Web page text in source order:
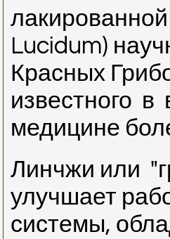
Lucidum)
Красных
известного в
медицине
Линчжи или
улучшает
системы,